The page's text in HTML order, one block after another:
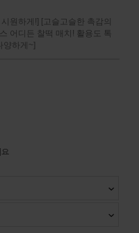
원하게!] [고슬고슬한 촉감의
어디든 찰떡 매치! 활용도 톡
양하게~]
요